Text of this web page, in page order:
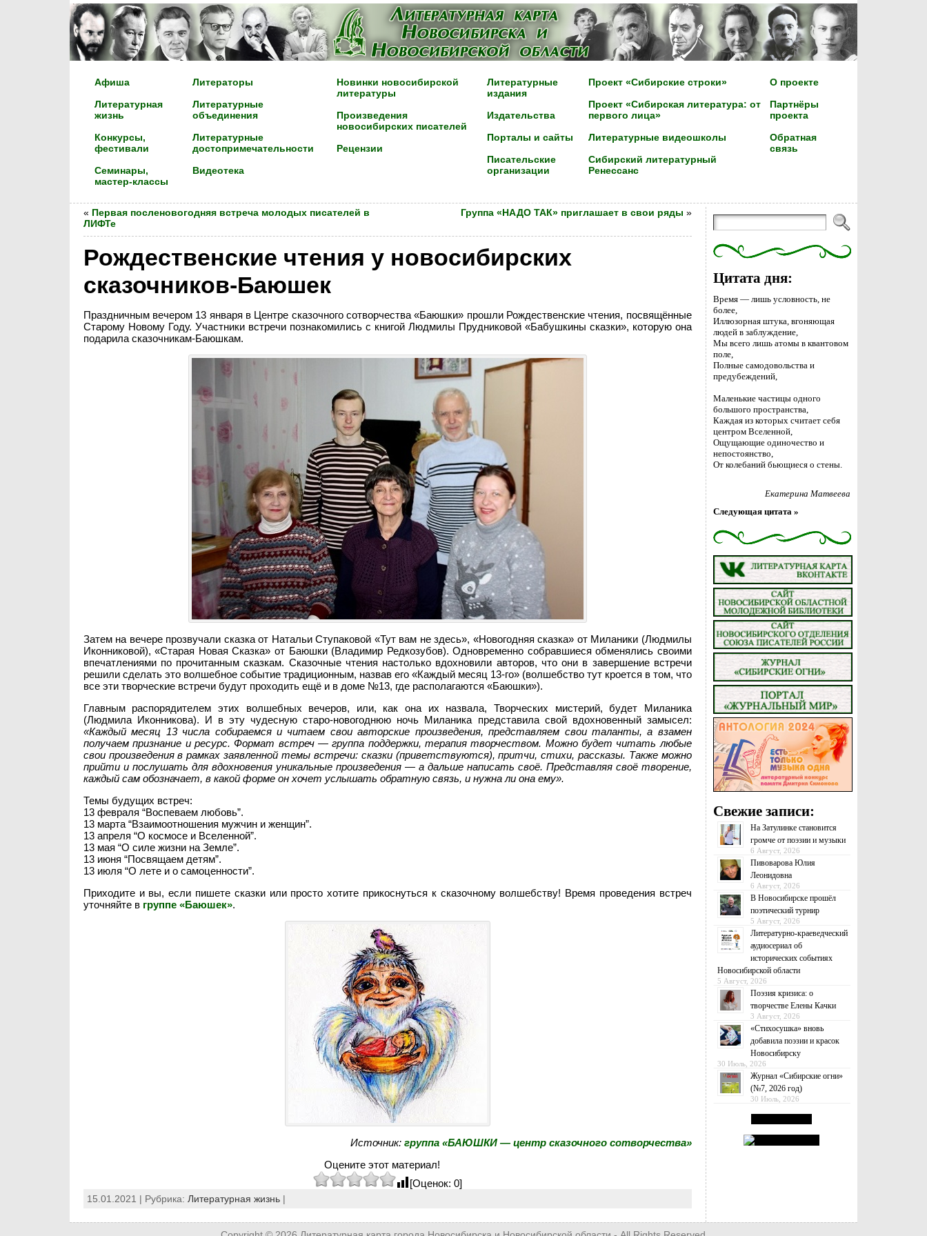
Афиша
Литературная
жизнь
Конкурсы,
фестивали
Семинары,
мастер-классы
Литераторы
Литературные
объединения
Литературные
достопримечательности
Видеотека
Новинки новосибирской
литературы
Произведения
новосибирских писателей
Рецензии
Литературные
издания
Издательства
Порталы и сайты
Писательские
организации
Проект «Сибирские строки»
Проект «Сибирская литература: от
первого лица»
Литературные видеошколы
Сибирский литературный
Ренессанс
О проекте
Партнёры
проекта
Обратная
связь
« Первая посленовогодняя встреча молодых писателей в
ЛИФТе
Группа «НАДО ТАК» приглашает в свои ряды »
Рождественские чтения у новосибирских
сказочников-Баюшек
Праздничным вечером 13 января в Центре сказочного сотворчества «Баюшки» прошли Рождественские чтения, посвящённые
Старому Новому Году. Участники встречи познакомились с книгой Людмилы Прудниковой «Бабушкины сказки», которую она
подарила сказочникам-Баюшкам.
Затем на вечере прозвучали сказка от Натальи Ступаковой «Тут вам не здесь», «Новогодняя сказка» от Миланики (Людмилы
Иконниковой), «Старая Новая Сказка» от Баюшки (Владимир Редкозубов). Одновременно собравшиеся обменялись своими
впечатлениями по прочитанным сказкам. Сказочные чтения настолько вдохновили авторов, что они в завершение встречи
решили сделать это волшебное событие традиционным, назвав его «Каждый месяц 13-го» (волшебство тут кроется в том, что
все эти творческие встречи будут проходить ещё и в доме №13, где располагаются «Баюшки»).
Главным распорядителем этих волшебных вечеров, или, как она их назвала, Творческих мистерий, будет Миланика
(Людмила Иконникова). И в эту чудесную старо-новогоднюю ночь Миланика представила свой вдохновенный замысел:
«Каждый месяц 13 числа собираемся и читаем свои авторские произведения, представляем свои таланты, а взамен
получаем признание и ресурс. Формат встреч — группа поддержки, терапия творчеством. Можно будет читать любые
свои произведения в рамках заявленной темы встречи: сказки (приветствуются), притчи, стихи, рассказы. Также можно
прийти и послушать для вдохновения уникальные произведения — а дальше написать своё. Представляя своё творение,
каждый сам обозначает, в какой форме он хочет услышать обратную связь, и нужна ли она ему».
Темы будущих встреч:
13 февраля “Воспеваем любовь”.
13 марта “Взаимоотношения мужчин и женщин”.
13 апреля “О космосе и Вселенной”.
13 мая “О силе жизни на Земле”.
13 июня “Посвящаем детям”.
13 июля “О лете и о самоценности”.
Приходите и вы, если пишете сказки или просто хотите прикоснуться к сказочному волшебству! Время проведения встреч
уточняйте в группе «Баюшек».
Источник: группа «БАЮШКИ — центр сказочного сотворчества»
Оцените этот материал!
[Оценок: 0]
15.01.2021 | Рубрика: Литературная жизнь|
Цитата дня:
Время — лишь условность, не
более,
Иллюзорная штука, вгоняющая
людей в заблуждение,
Мы всего лишь атомы в квантовом
поле,
Полные самодовольства и
предубеждений,
Маленькие частицы одного
большого пространства,
Каждая из которых считает себя
центром Вселенной,
Ощущающие одиночество и
непостоянство,
От колебаний бьющиеся о стены.
Екатерина Матвеева
Следующая цитата »
Свежие записи:
На Затулинке становится
громче от поэзии и музыки
6 Август, 2026
Пивоварова Юлия
Леонидовна
6 Август, 2026
В Новосибирске прошёл
поэтический турнир
5 Август, 2026
Литературно-краеведческий
аудиосериал об
исторических событиях
Новосибирской области
5 Август, 2026
Поэзия кризиса: о
творчестве Елены Качки
3 Август, 2026
«Стихосушка» вновь
добавила поэзии и красок
Новосибирску
30 Июль, 2026
Журнал «Сибирские огни»
(№7, 2026 год)
30 Июль, 2026